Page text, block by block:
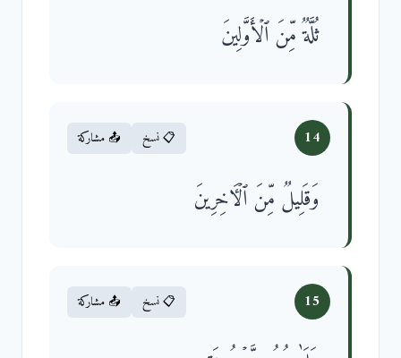
ثُلَّةࣱ مِّنَ ٱلۡأَوَّلِینَ
14 📋 نسخ 📤 مشاركة
وَقَلِیلࣱ مِّنَ ٱلۡـَٔاخِرِینَ
15 📋 نسخ 📤 مشاركة